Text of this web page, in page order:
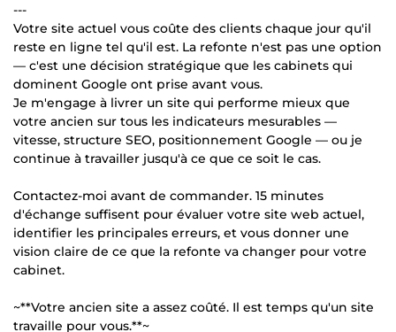
---
Votre site actuel vous coûte des clients chaque jour qu'il
reste en ligne tel qu'il est. La refonte n'est pas une option
— c'est une décision stratégique que les cabinets qui
dominent Google ont prise avant vous.
Je m'engage à livrer un site qui performe mieux que
votre ancien sur tous les indicateurs mesurables —
vitesse, structure SEO, positionnement Google — ou je
continue à travailler jusqu'à ce que ce soit le cas.
Contactez-moi avant de commander. 15 minutes
d'échange suffisent pour évaluer votre site web actuel,
identifier les principales erreurs, et vous donner une
vision claire de ce que la refonte va changer pour votre
cabinet.
~**Votre ancien site a assez coûté. Il est temps qu'un site
travaille pour vous.**~